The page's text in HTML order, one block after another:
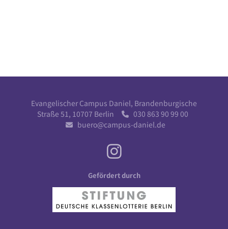
Evangelischer Campus Daniel, Brandenburgische
Straße 51, 10707 Berlin
030 863 90 99 00
 buero@campus-daniel.de
Gefördert durch